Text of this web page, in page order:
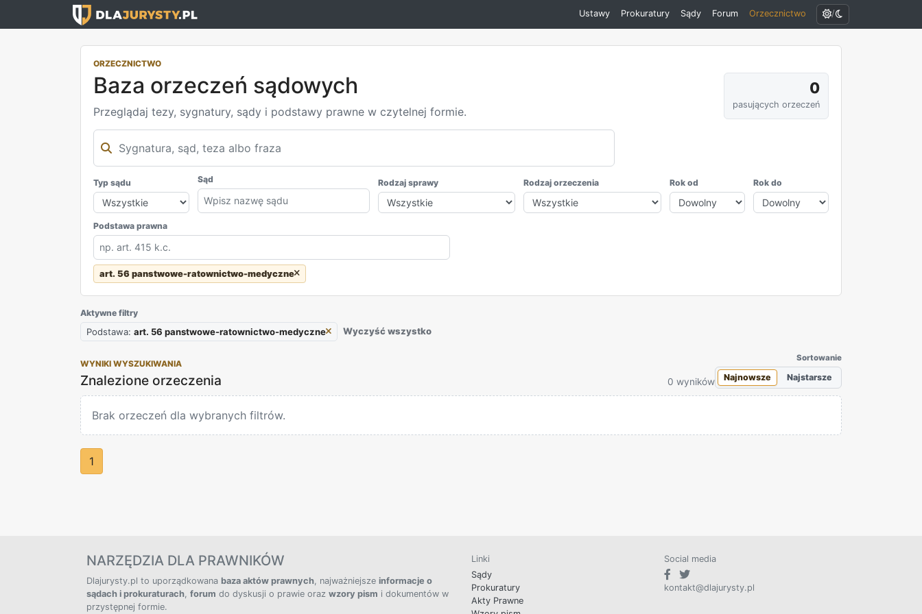
Ustawy Prokuratury Sądy Forum Orzecznictwo /
ORZECZNICTWO
Baza orzeczeń sądowych
Przeglądaj tezy, sygnatury, sądy i podstawy prawne w czytelnej formie.
0
pasujących orzeczeń
Typ sądu Sąd Rodzaj sprawy Rodzaj orzeczenia Rok od Rok do
Podstawa prawna
art. 56 panstwowe-ratownictwo-medyczne
Aktywne filtry
Podstawa: art. 56 panstwowe-ratownictwo-medyczne Wyczyść wszystko
WYNIKI WYSZUKIWANIA
Znalezione orzeczenia 0 wyników
Sortowanie
Najnowsze Najstarsze
Brak orzeczeń dla wybranych filtrów.
1
NARZĘDZIA DLA PRAWNIKÓW
Dlajurysty.pl to uporządkowana baza aktów prawnych, najważniejsze informacje o
sądach i prokuraturach, forum do dyskusji o prawie oraz wzory pism i dokumentów w
przystępnej formie.
Linki
Sądy
Prokuratury
Akty Prawne
Social media
kontakt@dlajurysty.pl